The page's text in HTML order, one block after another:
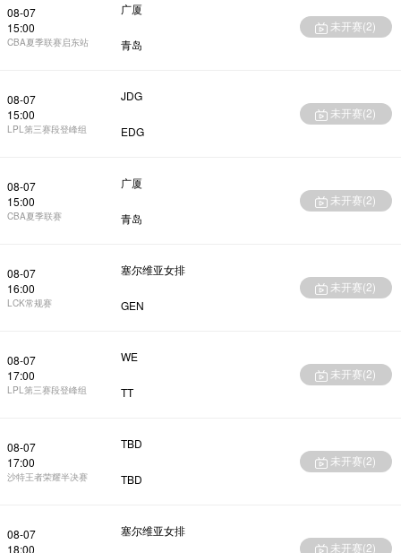
08-07
15:00
CBA夏季联赛启东站
广厦
青岛
未开赛(2)
08-07
15:00
LPL第三赛段登峰组
JDG
EDG
未开赛(2)
08-07
15:00
CBA夏季联赛
广厦
青岛
未开赛(2)
08-07
16:00
LCK常规赛
塞尔维亚女排
GEN
未开赛(2)
08-07
17:00
LPL第三赛段登峰组
WE
TT
未开赛(2)
08-07
17:00
沙特王者荣耀半决赛
TBD
TBD
未开赛(2)
08-07
18:00
塞尔维亚女排
未开赛(2)